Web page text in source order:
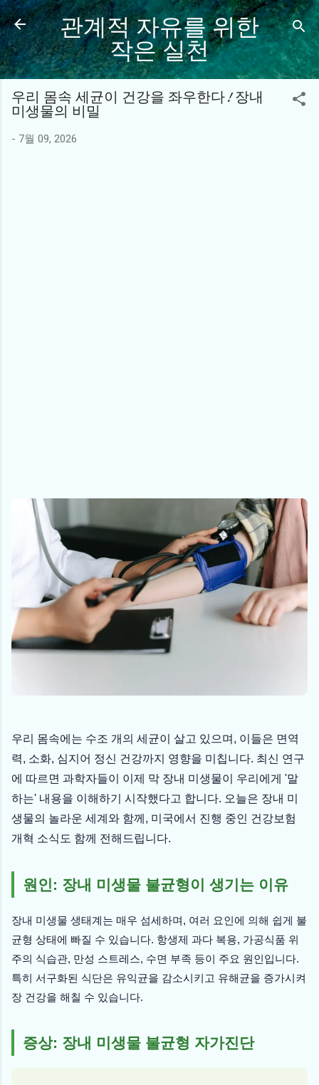
기본 콘텐츠로 건너뛰기
관계적 자유를 위한
작은 실천
우리 몸속 세균이 건강을 좌우한다! 장내
미생물의 비밀
- 7월 09, 2026
우리 몸속에는 수조 개의 세균이 살고 있으며, 이들은 면역
력, 소화, 심지어 정신 건강까지 영향을 미칩니다. 최신 연구
에 따르면 과학자들이 이제 막 장내 미생물이 우리에게 '말
하는' 내용을 이해하기 시작했다고 합니다. 오늘은 장내 미
생물의 놀라운 세계와 함께, 미국에서 진행 중인 건강보험
개혁 소식도 함께 전해드립니다.
원인: 장내 미생물 불균형이 생기는 이유
장내 미생물 생태계는 매우 섬세하며, 여러 요인에 의해 쉽게 불
균형 상태에 빠질 수 있습니다. 항생제 과다 복용, 가공식품 위
주의 식습관, 만성 스트레스, 수면 부족 등이 주요 원인입니다.
특히 서구화된 식단은 유익균을 감소시키고 유해균을 증가시켜
장 건강을 해칠 수 있습니다.
증상: 장내 미생물 불균형 자가진단